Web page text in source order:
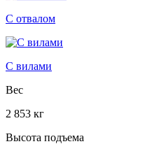
С отвалом
С вилами
Вес
2 853 кг
Высота подъема